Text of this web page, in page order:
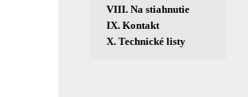
VIII. Na stiahnutie
IX. Kontakt
X. Technické listy